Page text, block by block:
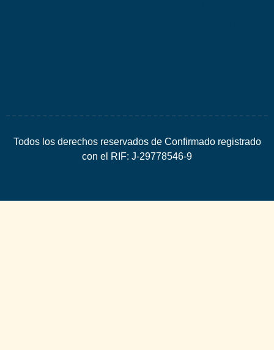
Todos los derechos reservados de Confirmado registrado
con el RIF: J-29778546-9